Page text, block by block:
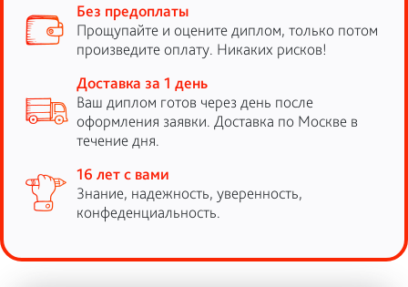
Без предоплаты
Прощупайте и оцените диплом, только потом
произведите оплату. Никаких рисков!
Доставка за 1 день
Ваш диплом готов через день после
оформления заявки. Доставка по Москве в
течение дня.
16 лет с вами
Знание, надежность, уверенность,
конфеденциальность.